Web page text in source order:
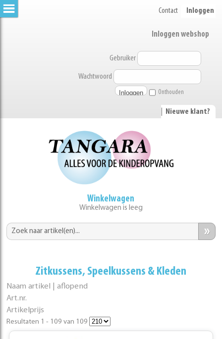
Contact Inloggen
Inloggen webshop
Gebruiker
Wachtwoord
Onthouden
Nieuwe klant?
Winkelwagen
Winkelwagen is leeg
»
Zitkussens, Speelkussens & Kleden
Naam artikel | aflopend
Art.nr.
Artikelprijs
Resultaten 1 - 109 van 109